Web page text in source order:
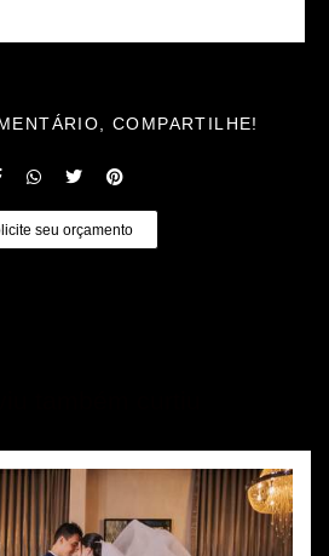
COMPARTILHE!
seu orçamento